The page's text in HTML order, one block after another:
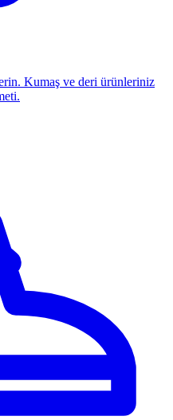
Kumaş ve deri ürünleriniz